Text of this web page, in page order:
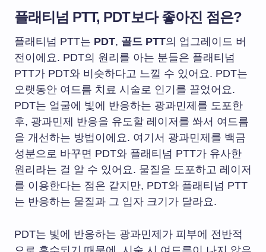
플래티넘 PTT, PDT보다 좋아진 점은?
플래티넘 PTT는 PDT, 골드 PTT의 업그레이드 버
전이에요. PDT의 원리를 아는 분들은 플래티넘
PTT가 PDT와 비슷하다고 느낄 수 있어요. PDT는
오랫동안 여드름 치료 시술로 인기를 끌었어요.
PDT는 얼굴에 빛에 반응하는 광과민제를 도포한
후, 광과민제 반응을 유도할 레이저를 쏴서 여드름
을 개선하는 방법이에요. 여기서 광과민제를 백금
성분으로 바꾸면 PDT와 플래티넘 PTT가 유사한
원리라는 걸 알 수 있어요. 물질을 도포하고 레이저
를 이용한다는 점은 같지만, PDT와 플래티넘 PTT
는 반응하는 물질과 그 입자 크기가 달라요.
PDT는 빛에 반응하는 광과민제가 피부에 전반적